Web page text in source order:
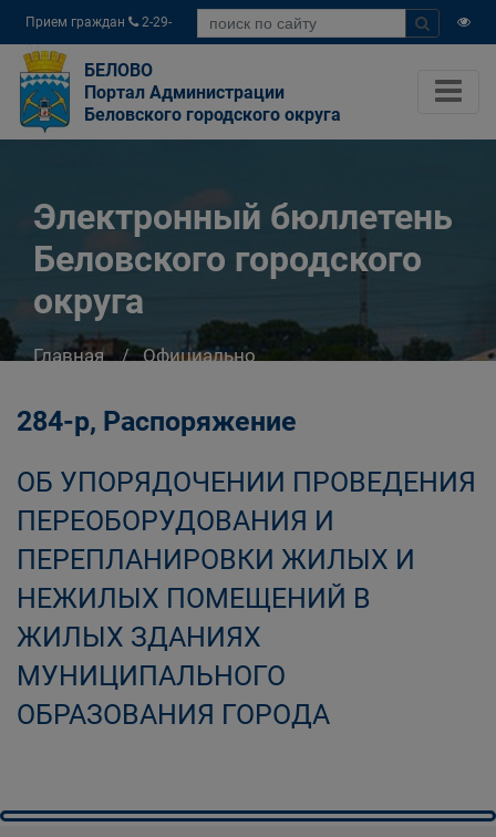
Прием граждан
2-29-
04
БЕЛОВО
Портал Администрации
Беловского городского округа
Электронный бюллетень
Беловского городского
округа
Главная
Официально
городского округа
284-р, Распоряжение
ОБ УПОРЯДОЧЕНИИ ПРОВЕДЕНИЯ
ПЕРЕОБОРУДОВАНИЯ И
ПЕРЕПЛАНИРОВКИ ЖИЛЫХ И
НЕЖИЛЫХ ПОМЕЩЕНИЙ В
ЖИЛЫХ ЗДАНИЯХ
МУНИЦИПАЛЬНОГО
ОБРАЗОВАНИЯ ГОРОДА